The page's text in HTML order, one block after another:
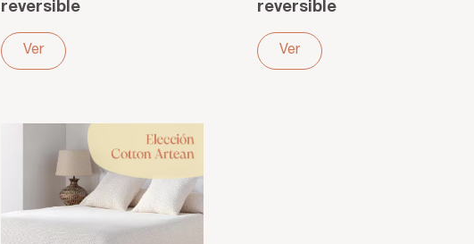
reversible
jacquard
poliéster gris
Ver
reversible
jacquard
poliéster beige
Ver